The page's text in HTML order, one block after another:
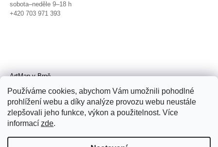
Používáme cookies, abychom Vám umožnili pohodlné
prohlížení webu a díky analýze provozu webu neustále
zlepšovali jeho funkce, výkon a použitelnost. Více
informací zde.
sobota–neděle 9–18 h
+420 703 971 393
ArtMap v Brně
Radnická 4, Brno
úterý–pátek 11–19 h
sobota 14–19 h
+420 702 152 298